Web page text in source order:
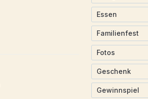
Essen
Familienfest
Fotos
Geschenk
Gewinnspiel